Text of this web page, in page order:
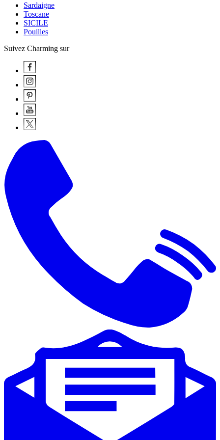
Sardaigne
Toscane
SICILE
Pouilles
Suivez Charming sur